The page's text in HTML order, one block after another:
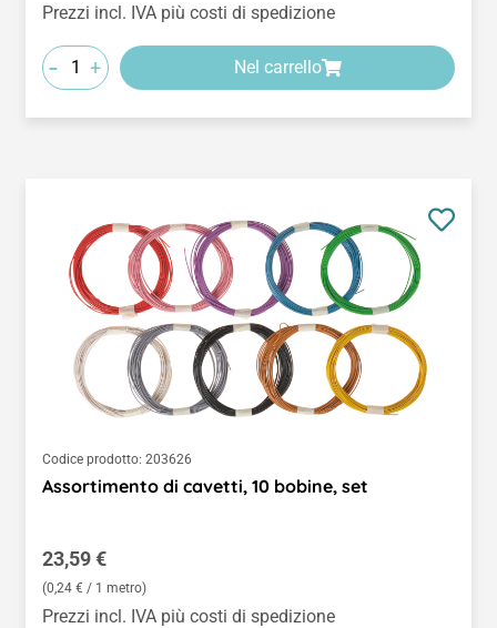
Prezzi incl. IVA più costi di spedizione
- + Nel carrello
Codice prodotto: 203626
Assortimento di cavetti, 10 bobine, set
Prezzo normale:
23,59 €
(0,24 € / 1 metro)
Prezzi incl. IVA più costi di spedizione